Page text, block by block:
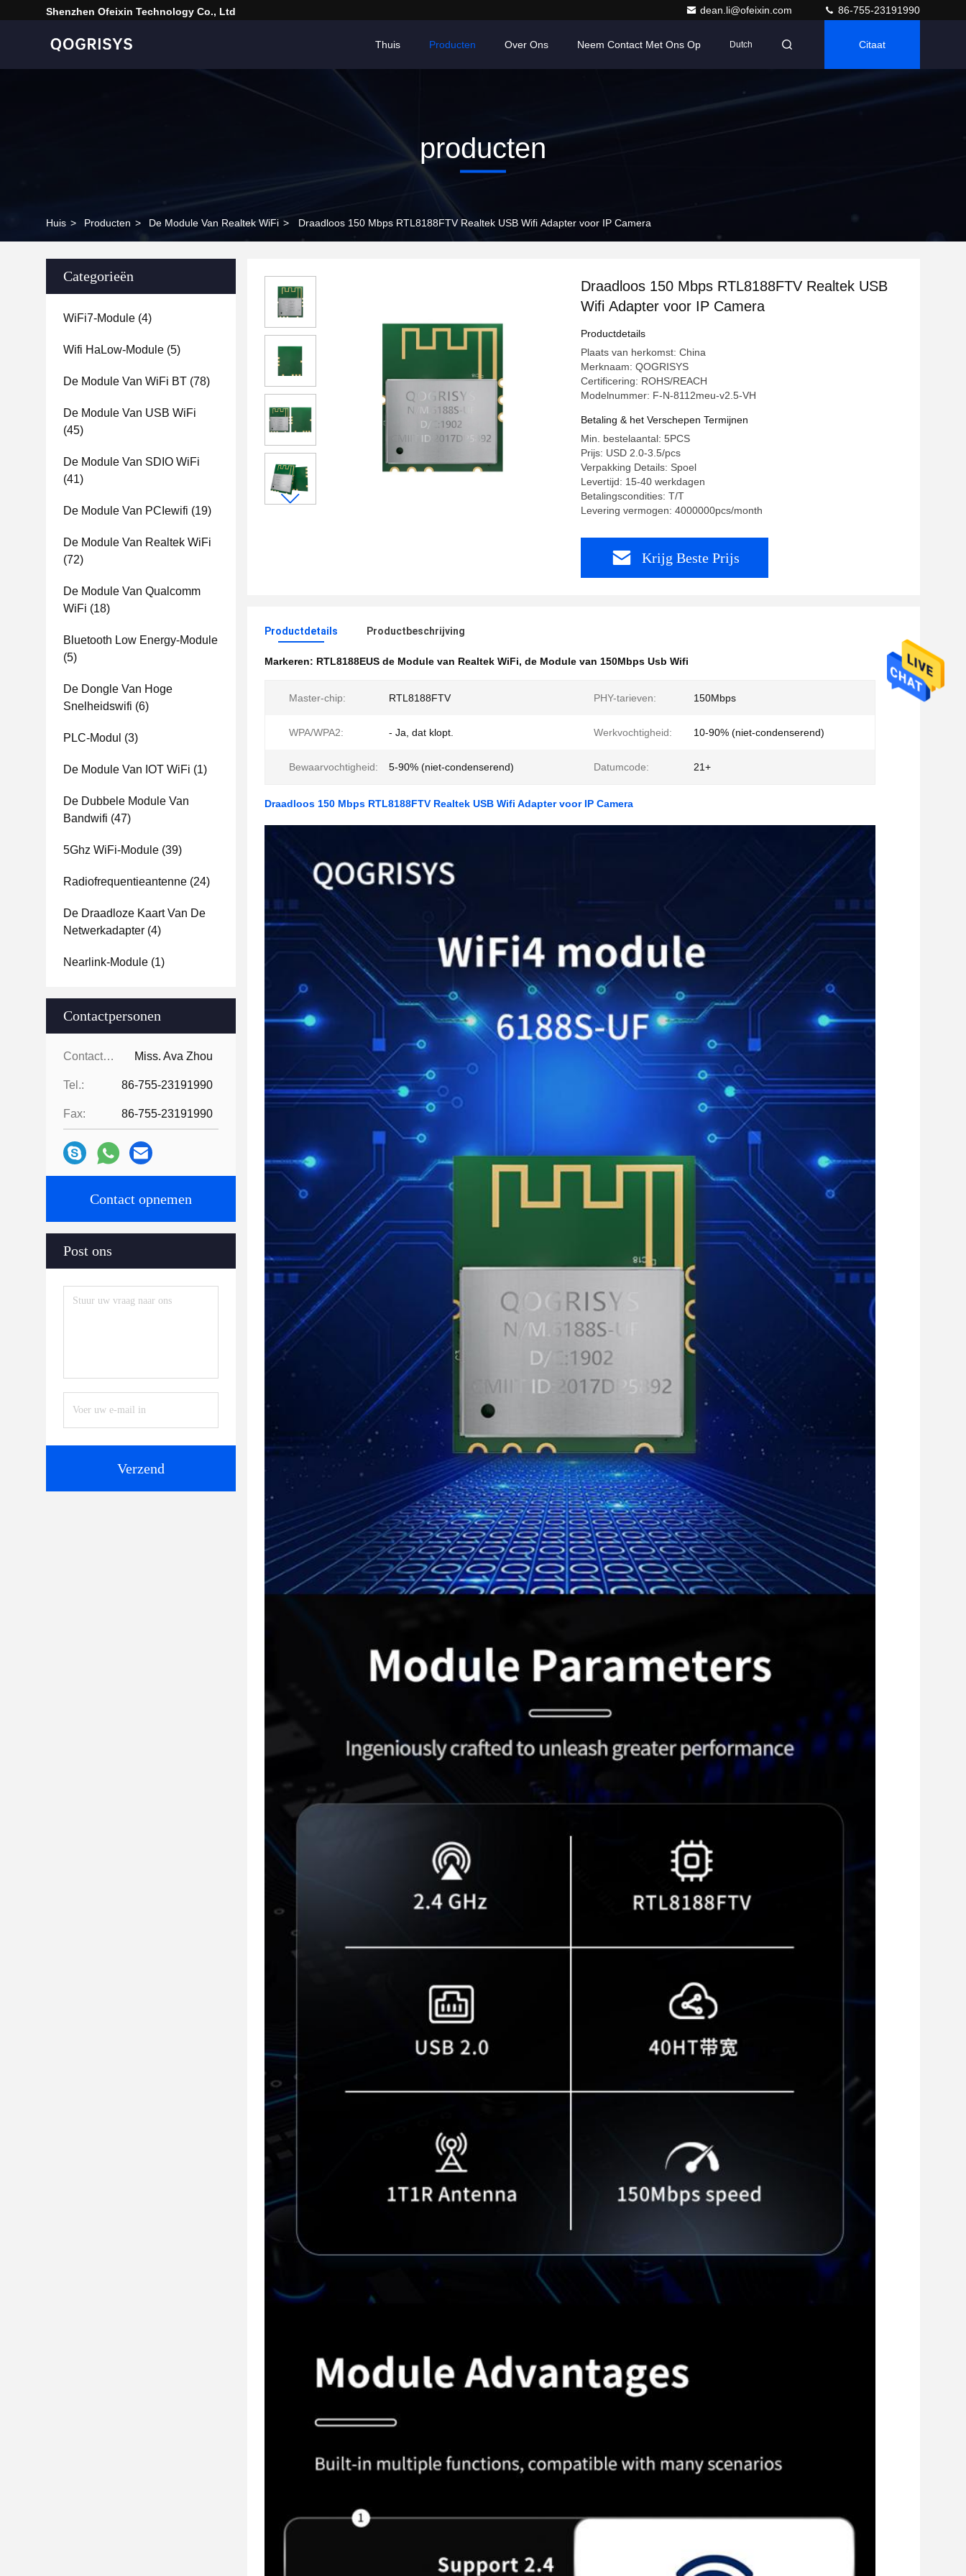
Shenzhen Ofeixin Technology Co., Ltd dean.li@ofeixin.com 86-755-23191990
Thuis Producten Over Ons Neem Contact Met Ons Op Dutch Citaat
producten
Huis > Producten > De Module Van Realtek WiFi > Draadloos 150 Mbps RTL8188FTV Realtek USB Wifi Adapter voor IP Camera
Categorieën
WiFi7-Module (4)
Wifi HaLow-Module (5)
De Module Van WiFi BT (78)
De Module Van USB WiFi
(45)
De Module Van SDIO WiFi
(41)
De Module Van PCIewifi (19)
De Module Van Realtek WiFi
(72)
De Module Van Qualcomm
WiFi (18)
Bluetooth Low Energy-Module
(5)
De Dongle Van Hoge
Snelheidswifi (6)
PLC-Modul (3)
De Module Van IOT WiFi (1)
De Dubbele Module Van
Bandwifi (47)
5Ghz WiFi-Module (39)
Radiofrequentieantenne (24)
De Draadloze Kaart Van De
Netwerkadapter (4)
Nearlink-Module (1)
Contactpersonen
Contactpersonen: Miss. Ava Zhou
Tel.: 86-755-23191990
Fax: 86-755-23191990
Contact opnemen
Post ons
Verzend
Draadloos 150 Mbps RTL8188FTV Realtek USB
Wifi Adapter voor IP Camera
Productdetails
Plaats van herkomst: China
Merknaam: QOGRISYS
Certificering: ROHS/REACH
Modelnummer: F-N-8112meu-v2.5-VH
Betaling & het Verschepen Termijnen
Min. bestelaantal: 5PCS
Prijs: USD 2.0-3.5/pcs
Verpakking Details: Spoel
Levertijd: 15-40 werkdagen
Betalingscondities: T/T
Levering vermogen: 4000000pcs/month
Krijg Beste Prijs
Productdetails Productbeschrijving
Markeren: RTL8188EUS de Module van Realtek WiFi, de Module van 150Mbps Usb Wifi
Master-chip: RTL8188FTV PHY-tarieven: 150Mbps
WPA/WPA2: - Ja, dat klopt. Werkvochtigheid: 10-90% (niet-condenserend)
Bewaarvochtigheid: 5-90% (niet-condenserend) Datumcode: 21+
Draadloos 150 Mbps RTL8188FTV Realtek USB Wifi Adapter voor IP Camera